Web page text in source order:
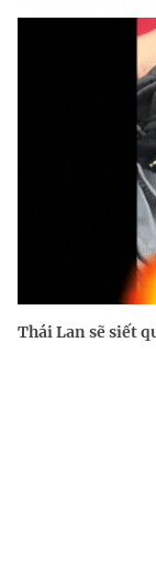
Thái Lan sẽ siết